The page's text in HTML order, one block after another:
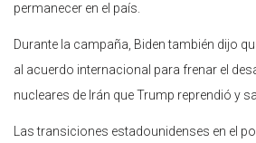
permanecer en el país.
Durante la campaña, Biden también dijo
al acuerdo internacional para frenar el
nucleares de Irán que Trump reprendió y
Las transiciones estadounidenses en el